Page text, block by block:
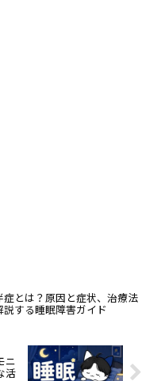
症とは？原因と症状、治療法
説する睡眠障害ガイド
ニ
活